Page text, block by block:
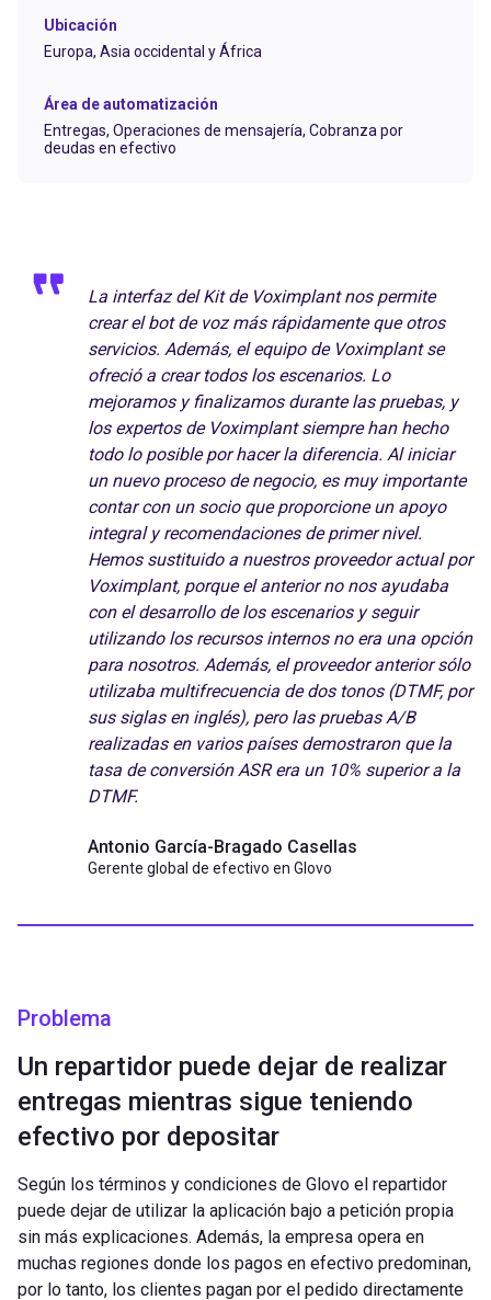
La interfaz del Kit de Voximplant nos permite
crear el bot de voz más rápidamente que otros
servicios. Además, el equipo de Voximplant se
ofreció a crear todos los escenarios. Lo
mejoramos y finalizamos durante las pruebas, y
los expertos de Voximplant siempre han hecho
todo lo posible por hacer la diferencia. Al iniciar
un nuevo proceso de negocio, es muy importante
contar con un socio que proporcione un apoyo
integral y recomendaciones de primer nivel.
Hemos sustituido a nuestros proveedor actual por
Voximplant, porque el anterior no nos ayudaba
con el desarrollo de los escenarios y seguir
utilizando los recursos internos no era una opción
para nosotros. Además, el proveedor anterior sólo
utilizaba multifrecuencia de dos tonos (DTMF, por
sus siglas en inglés), pero las pruebas A/B
realizadas en varios países demostraron que la
tasa de conversión ASR era un 10% superior a la
DTMF.
Antonio García-Bragado Casellas
Gerente global de efectivo en Glovo
Problema
Un repartidor puede dejar de realizar
entregas mientras sigue teniendo
efectivo por depositar
Según los términos y condiciones de Glovo el repartidor
puede dejar de utilizar la aplicación bajo a petición propia
sin más explicaciones. Además, la empresa opera en
muchas regiones donde los pagos en efectivo predominan,
por lo tanto, los clientes pagan por el pedido directamente
Ubicación
Europa, Asia occidental y África
Área de automatización
Entregas, Operaciones de mensajería, Cobranza por
deudas en efectivo